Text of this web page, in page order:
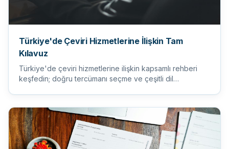
Türkiye'de Çeviri Hizmetlerine İlişkin Tam
Kılavuz
Türkiye'de çeviri hizmetlerine ilişkin kapsamlı rehberi
keşfedin; doğru tercümanı seçme ve çeşitli dil